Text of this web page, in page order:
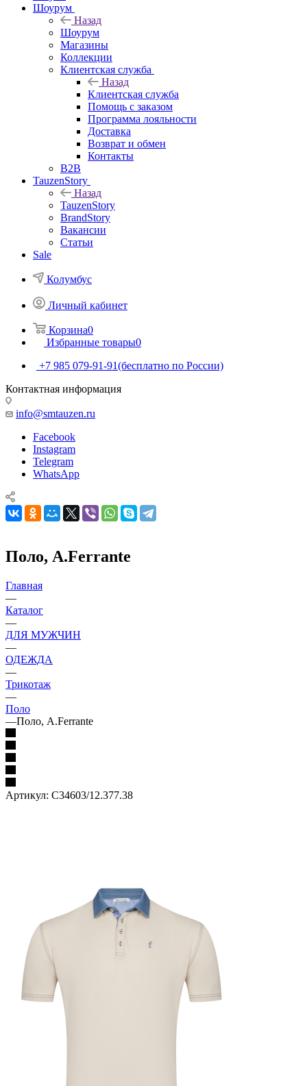
Шоурум
Назад
Шоурум
Магазины
Коллекции
Клиентская служба
Назад
Клиентская служба
Помощь с заказом
Программа лояльности
Доставка
Возврат и обмен
Контакты
B2B
TauzenStory
Назад
TauzenStory
BrandStory
Вакансии
Статьи
Sale
Колумбус
Личный кабинет
Корзина0
Избранные товары0
+7 985 079-91-91(бесплатно по России)
Контактная информация
info@smtauzen.ru
Facebook
Instagram
Telegram
WhatsApp
Поло, A.Ferrante
Главная
—
Каталог
—
ДЛЯ МУЖЧИН
—
ОДЕЖДА
—
Трикотаж
—
Поло
—Поло, A.Ferrante
Артикул: C34603/12.377.38